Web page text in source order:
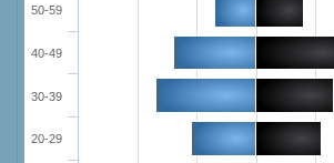
20-29
30-39
40-49
50-59